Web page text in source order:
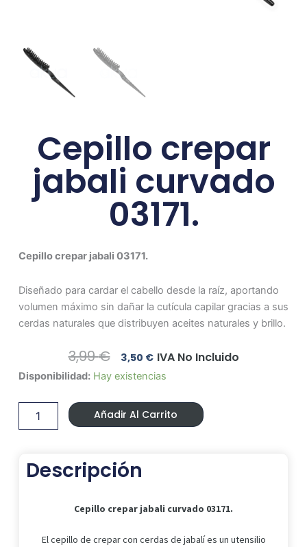
Cepillo crepar
jabali curvado
03171.
Cepillo crepar jabali 03171.
Diseñado para cardar el cabello desde la raíz, aportando
volumen máximo sin dañar la cutícula capilar gracias a sus
cerdas naturales que distribuyen aceites naturales y brillo.
3,99€ El
Precio
Original
Era:
3,99 €.
3,50 €El
Precio
Actual
Es:
3,50 €.
IVA No Incluido
Disponibilidad: Hay existencias
Cepillo
jabali
curvado
03171.
Añadir Al Carrito
Descripción
Cepillo crepar jabali curvado 03171.
El cepillo de crepar con cerdas de jabalí es un utensilio